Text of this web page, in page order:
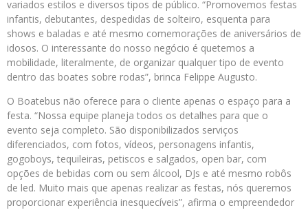
variados estilos e diversos tipos de público. “Promovemos festas
infantis, debutantes, despedidas de solteiro, esquenta para
shows e baladas e até mesmo comemorações de aniversários de
idosos. O interessante do nosso negócio é quetemos a
mobilidade, literalmente, de organizar qualquer tipo de evento
dentro das boates sobre rodas”, brinca Felippe Augusto.
O Boatebus não oferece para o cliente apenas o espaço para a
festa. “Nossa equipe planeja todos os detalhes para que o
evento seja completo. São disponibilizados serviços
diferenciados, com fotos, vídeos, personagens infantis,
gogoboys, tequileiras, petiscos e salgados, open bar, com
opções de bebidas com ou sem álcool, DJs e até mesmo robôs
de led. Muito mais que apenas realizar as festas, nós queremos
proporcionar experiência inesquecíveis”, afirma o empreendedor